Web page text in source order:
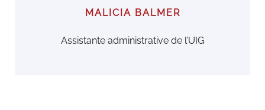
MALICIA BALMER
Assistante administrative de l’UIG